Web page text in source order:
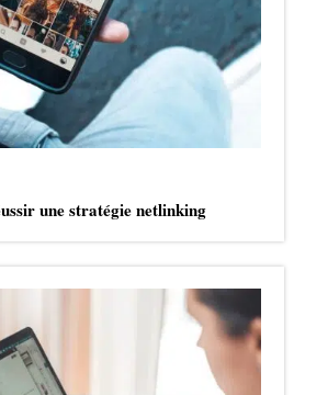
une stratégie netlinking